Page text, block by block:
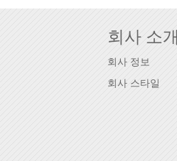
회사 소개
회사 정보
회사 스타일